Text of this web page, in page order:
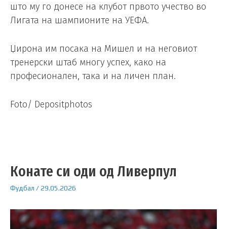
што му го донесе на клубот првото учество во
Лигата на шампионите на УЕФА.
Џирона им посака на Мишел и на неговиот
тренерски штаб многу успех, како на
професионален, така и на личен план.
Foto/ Depositphotos
Конате си оди од Ливерпул
Фудбал /29.05.2026